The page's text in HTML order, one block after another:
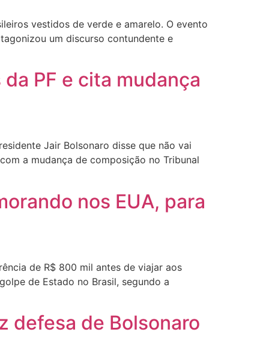
vestidos de verde e amarelo. O evento
um discurso contundente e
PF e cita mudança
Jair Bolsonaro disse que não vai
a mudança de composição no Tribunal
nos EUA, para
de R$ 800 mil antes de viajar aos
de Estado no Brasil, segundo a
defesa de Bolsonaro